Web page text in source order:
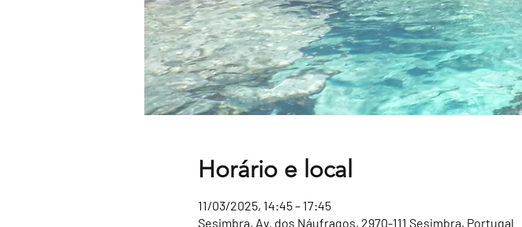
Horário e local
11/03/2025, 14:45 – 17:45
Sesimbra, Av. dos Náufragos, 2970-111 Sesimbra, Portugal